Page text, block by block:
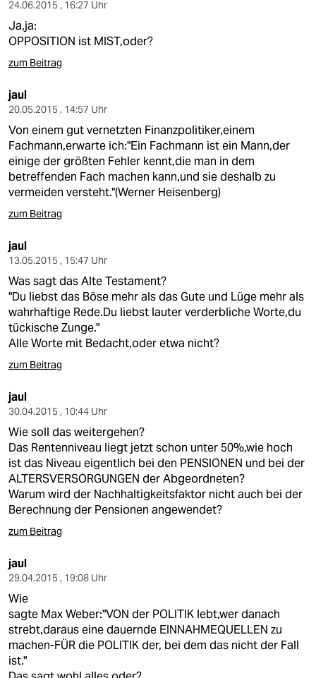
24.06.2015 , 16:27 Uhr
Ja,ja:
OPPOSITION ist MIST,oder?
zum Beitrag
jaul
20.05.2015 , 14:57 Uhr
Von einem gut vernetzten Finanzpolitiker,einem
Fachmann,erwarte ich:"Ein Fachmann ist ein Mann,der
einige der größten Fehler kennt,die man in dem
betreffenden Fach machen kann,und sie deshalb zu
vermeiden versteht."(Werner Heisenberg)
zum Beitrag
jaul
13.05.2015 , 15:47 Uhr
Was sagt das Alte Testament?
"Du liebst das Böse mehr als das Gute und Lüge mehr als
wahrhaftige Rede.Du liebst lauter verderbliche Worte,du
tückische Zunge."
Alle Worte mit Bedacht,oder etwa nicht?
zum Beitrag
jaul
30.04.2015 , 10:44 Uhr
Wie soll das weitergehen?
Das Rentenniveau liegt jetzt schon unter 50%,wie hoch
ist das Niveau eigentlich bei den PENSIONEN und bei der
ALTERSVERSORGUNGEN der Abgeordneten?
Warum wird der Nachhaltigkeitsfaktor nicht auch bei der
Berechnung der Pensionen angewendet?
zum Beitrag
jaul
29.04.2015 , 19:08 Uhr
Wie
sagte Max Weber:"VON der POLITIK lebt,wer danach
strebt,daraus eine dauernde EINNAHMEQUELLEN zu
machen-FÜR die POLITIK der, bei dem das nicht der Fall
ist."